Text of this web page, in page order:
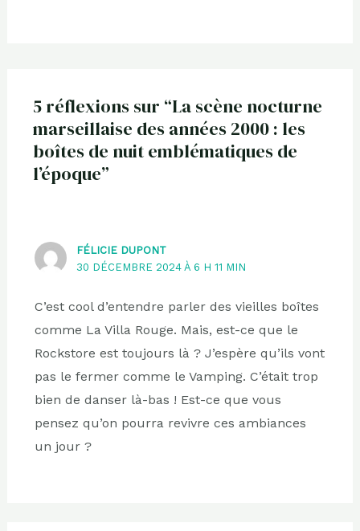
5 réflexions sur “La scène nocturne
marseillaise des années 2000 : les
boîtes de nuit emblématiques de
l’époque”
FÉLICIE DUPONT
30 DÉCEMBRE 2024 À 6 H 11 MIN
C’est cool d’entendre parler des vieilles boîtes
comme La Villa Rouge. Mais, est-ce que le
Rockstore est toujours là ? J’espère qu’ils vont
pas le fermer comme le Vamping. C’était trop
bien de danser là-bas ! Est-ce que vous
pensez qu’on pourra revivre ces ambiances
un jour ?